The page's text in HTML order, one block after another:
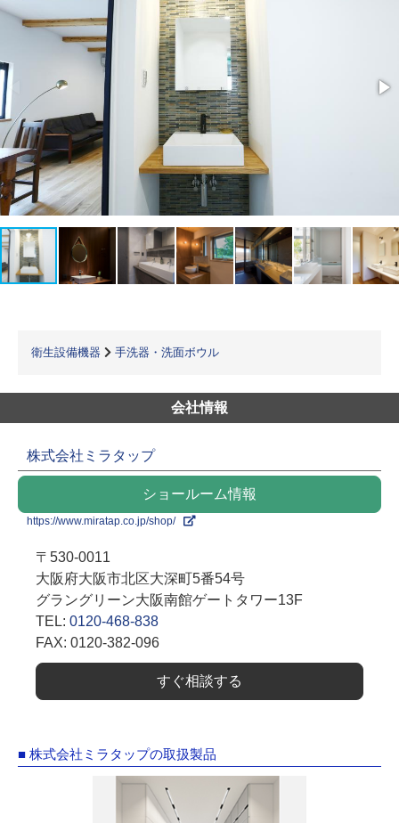
衛生設備機器 手洗器・洗面ボウル
会社情報
株式会社ミラタップ
ショールーム情報
https://www.miratap.co.jp/shop/
〒530-0011
大阪府大阪市北区大深町5番54号
グラングリーン大阪南館ゲートタワー13F
TEL: 0120-468-838
FAX: 0120-382-096
すぐ相談する
■ 株式会社ミラタップの取扱製品